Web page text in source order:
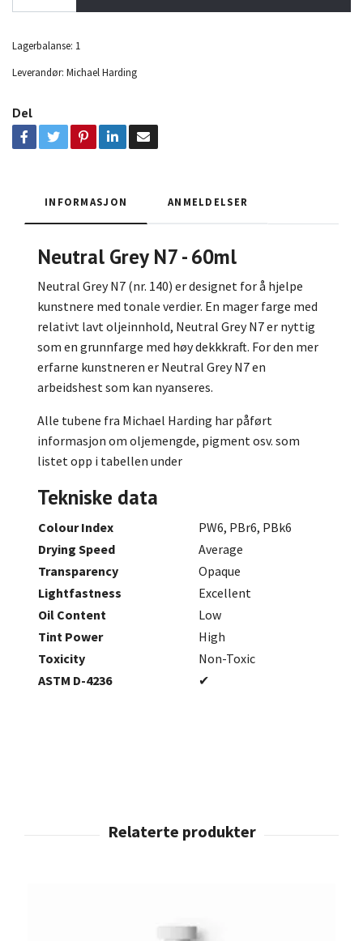
Lagerbalanse: 1
Leverandør: Michael Harding
Del
INFORMASJON ANMELDELSER
Neutral Grey N7 - 60ml
Neutral Grey N7 (nr. 140) er designet for å hjelpe
kunstnere med tonale verdier. En mager farge med
relativt lavt oljeinnhold, Neutral Grey N7 er nyttig
som en grunnfarge med høy dekkkraft. For den mer
erfarne kunstneren er Neutral Grey N7 en
arbeidshest som kan nyanseres.
Alle tubene fra Michael Harding har påført
informasjon om oljemengde, pigment osv. som
listet opp i tabellen under
Tekniske data
Colour Index
PW6, PBr6, PBk6
Drying Speed
Average
Transparency
Opaque
Lightfastness
Excellent
Oil Content
Low
Tint Power
High
Toxicity
Non-Toxic
ASTM D-4236
✔